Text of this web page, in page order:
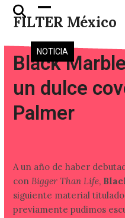
Skip
FILTER México
Open
mobile
menu
Close
mobile
menu
NOTICIA
Black
un dulce
Palmer
A un año de haber
conBigger Than Life,
siguiente material
previamente pudimos